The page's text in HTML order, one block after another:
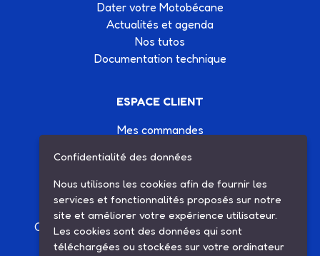
Dater votre Motobécane
Actualités et agenda
Nos tutos
Documentation technique
ESPACE CLIENT
Mes commandes
Mes listes d'achats
Conditions générales de vente
Contactez-nous
Création site Internet Factor’IT|Mentions légales
Confidentialité des données
Nous utilisons les cookies afin de fournir les
services et fonctionnalités proposés sur notre
site et améliorer votre expérience utilisateur.
Les cookies sont des données qui sont
téléchargées ou stockées sur votre ordinateur